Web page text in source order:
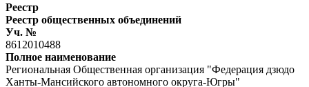
Реестр
Реестр общественных объединений
Уч. №
8612010488
Полное наименование
Региональная Общественная организация "Федерация дзюдо
Ханты-Мансийского автономного округа-Югры"